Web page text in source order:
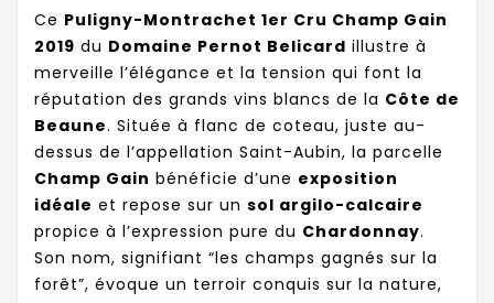
Ce Puligny-Montrachet 1er Cru Champ Gain
2019 du Domaine Pernot Belicard illustre à
merveille l’élégance et la tension qui font la
réputation des grands vins blancs de la Côte de
Beaune. Située à flanc de coteau, juste au-
dessus de l’appellation Saint-Aubin, la parcelle
Champ Gain bénéficie d’une exposition
idéale et repose sur un sol argilo-calcaire
propice à l’expression pure du Chardonnay.
Son nom, signifiant “les champs gagnés sur la
forêt”, évoque un terroir conquis sur la nature,